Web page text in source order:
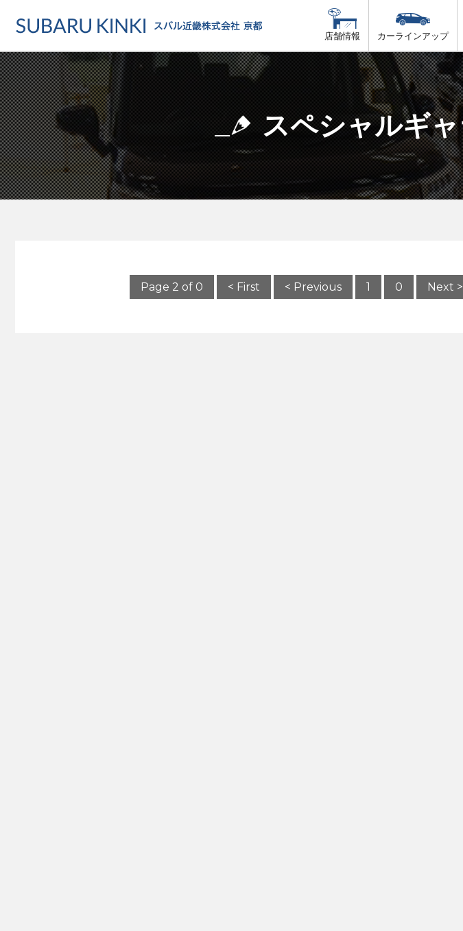
店舗情報
店舗情報 店舗一覧
地域でさがす
地図でさがす
試乗車でさがす
舞鶴・綾部・
京都・亀岡
山城(中部・南
カーラインアップ
カーラインアップ
カーラインアップ一覧
乗用車
軽自動車
メンテナンス・サービス
メンテナンス・サービストップ
車検・定期点検をする
カーケアをする
車検（法定
法定 12ヶ月
6ヶ月ごとの
車検 3ヶ月前
スペシャルギ
Page 2 of 0 < First < Previous 1 0 Next >